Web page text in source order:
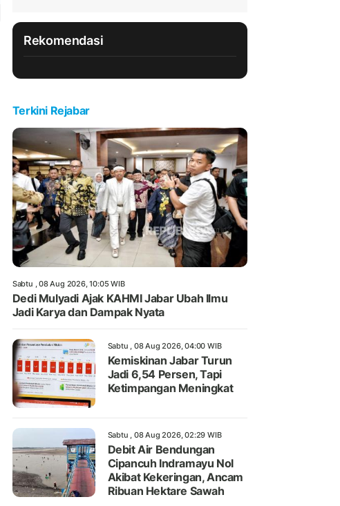
Rekomendasi
Terkini Rejabar
Sabtu , 08 Aug 2026, 10:05 WIB
Dedi Mulyadi Ajak KAHMI Jabar Ubah Ilmu
Jadi Karya dan Dampak Nyata
Sabtu , 08 Aug 2026, 04:00 WIB
Kemiskinan Jabar Turun
Jadi 6,54 Persen, Tapi
Ketimpangan Meningkat
Sabtu , 08 Aug 2026, 02:29 WIB
Debit Air Bendungan
Cipancuh Indramayu Nol
Akibat Kekeringan, Ancam
Ribuan Hektare Sawah